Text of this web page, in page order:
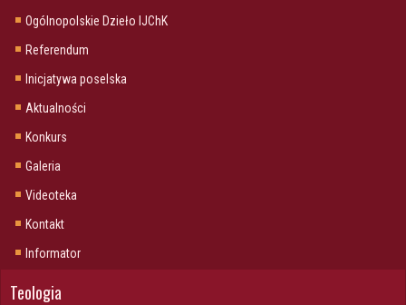
Ogólnopolskie Dzieło IJChK
Referendum
Inicjatywa poselska
Aktualności
Konkurs
Galeria
Videoteka
Kontakt
Informator
Teologia